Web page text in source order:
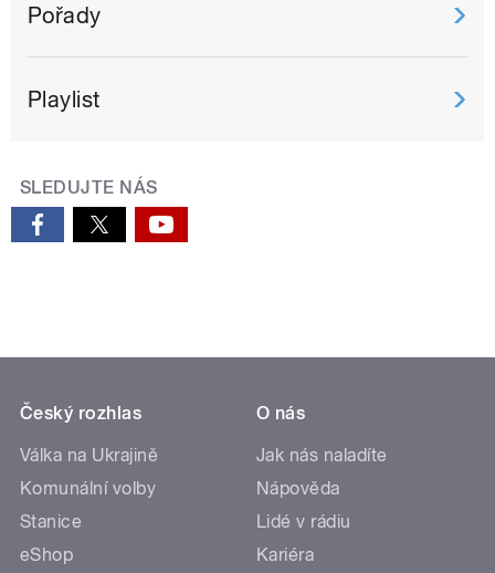
Pořady
Playlist
SLEDUJTE NÁS
Český rozhlas
Válka na Ukrajině
Komunální volby
Stanice
eShop
O nás
Jak nás naladíte
Nápověda
Lidé v rádiu
Kariéra